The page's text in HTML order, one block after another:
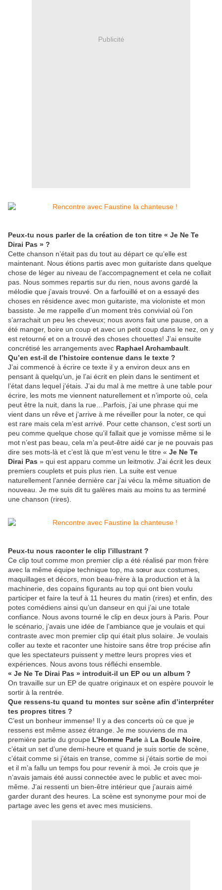
Publicité
Peux-tu nous parler de la création de ton titre « Je Ne Te
Dirai Pas » ?
Cette chanson n’était pas du tout au départ ce qu’elle est
maintenant. Nous étions partis avec mon guitariste dans quelque
chose de léger au niveau de l’accompagnement et cela ne collait
pas. Nous sommes repartis sur du rien, nous avons gardé la
mélodie que j’avais trouvé. On a farfouillé et on a essayé des
choses en résidence avec mon guitariste, ma violoniste et mon
bassiste. Je me rappelle d’un moment très convivial où l’on
s’arrachait un peu les cheveux; nous avons fait une pause, on a
été manger, boire un coup et avec un petit coup dans le nez, on y
est retourné et on a trouvé des choses chouettes! J’ai ensuite
concrétisé les arrangements avec Raphael Archambault
Qu’en est-il de l’histoire contenue dans le texte ?
J’ai commencé à écrire ce texte il y a environ deux ans en
pensant à quelqu’un, je l’ai écrit en plein dans le sentiment et
l’état dans lequel j’étais. J’ai du mal à me mettre à une table pour
écrire, les mots me viennent naturellement et n’importe où, cela
peut être la nuit, dans la rue…Parfois, j’ai une phrase qui me
vient dans un rêve et j’arrive à me réveiller pour la noter, ce qui
est rare mais cela m’est arrivé. Pour cette chanson, c’est sorti un
peu comme quelque chose qu’il fallait que je vomisse même si le
mot n’est pas beau, cela m’a peut-être aidé car je ne pouvais pas
dire ses mots-là et c’est là que m’est venu le titre « Je Ne Te
Dirai Pas » qui est apparu comme un leitmotiv. J’ai écrit les deux
premiers couplets et puis plus rien. La suite est venue
naturellement l’année dernière car j’ai vécu la même situation de
nouveau. Je me suis dit tu galères mais au moins tu as terminé
une chanson (rires).
Peux-tu nous raconter le clip l’illustrant ?
Ce clip tout comme mon premier clip a été réalisé par mon frère
avec la même équipe technique top, ma sœur aux costumes,
maquillages et décors, mon beau-frère à la production et à la
machinerie, des copains figurants au top qui ont bien voulu
participer et faire la teuf à 11 heures du matin (rires) et enfin, des
potes comédiens ainsi qu’un danseur en qui j’ai une totale
confiance. Nous avons tourné le clip en deux jours à Paris. Pour
le scénario, j’avais une idée de l’ambiance que je voulais et qui
contraste avec mon premier clip qui était plus solaire. Je voulais
coller au texte et raconter une histoire sans être trop précise afin
que les spectateurs puissent y mettre leurs propres vies et
expériences. Nous avons tous réfléchi ensemble.
« Je Ne Te Dirai Pas » introduit-il un EP ou un album ?
On travaille sur un EP de quatre originaux et on espère pouvoir le
sortir à la rentrée.
Que ressens-tu quand tu montes sur scène afin d’interpréter
tes propres titres ?
C’est un bonheur immense! Il y a des concerts où ce que je
ressens est même assez étrange. Je me souviens de ma
première partie du groupe L’Homme Parle à La Boule Noire
c’était un set d’une demi-heure et quand je suis sortie de scène,
c’était comme si j’étais en transe, comme si j’étais sortie de moi
et il m’a fallu un temps fou pour revenir à moi. Je crois que je
n’avais jamais été aussi connectée avec le public et avec moi-
même. J’ai ressenti un bien-être intérieur que j’aurais aimé
garder durant des heures. La scène est synonyme pour moi de
partage avec les gens et avec mes musiciens.